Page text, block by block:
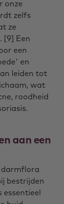
onze
zelfs
ze
[9] Een
een
en
leiden tot
wat
roodheid
aan een
darmflora
bestrijden
essentieel